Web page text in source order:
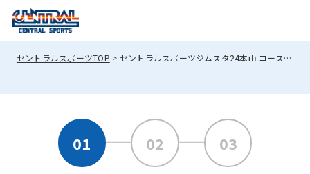
セントラルスポーツTOP セントラルスポーツジムスタ24本山 コース変更